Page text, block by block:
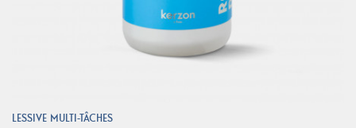
LESSIVE MULTI-TÂCHES